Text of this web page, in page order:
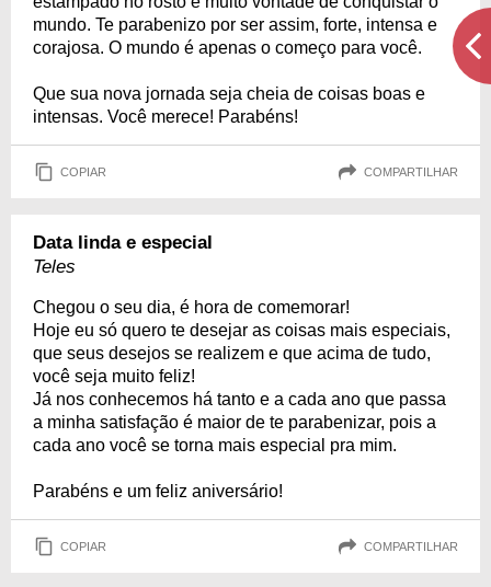
mundo. Te parabenizo por ser assim, forte, intensa e
corajosa. O mundo é apenas o começo para você.
Que sua nova jornada seja cheia de coisas boas e
intensas. Você merece! Parabéns!
COPIAR COMPARTILHAR
Data linda e especial
Teles
Chegou o seu dia, é hora de comemorar!
Hoje eu só quero te desejar as coisas mais especiais,
que seus desejos se realizem e que acima de tudo,
você seja muito feliz!
Já nos conhecemos há tanto e a cada ano que passa
a minha satisfação é maior de te parabenizar, pois a
cada ano você se torna mais especial pra mim.
Parabéns e um feliz aniversário!
COPIAR COMPARTILHAR